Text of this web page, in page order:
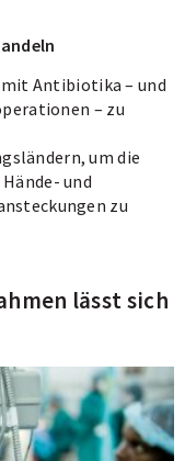
Antibiotika – und
– zu
um die
und
zu
lässt sich